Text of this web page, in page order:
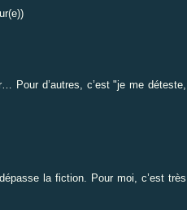
Pour d’autres, c’est "je me déteste,
la fiction. Pour moi, c’est très